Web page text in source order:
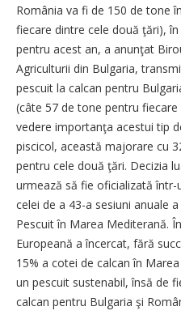
România va fi de 150 de tone
fiecare dintre cele două ţări),
pentru acest an, a anunţat
Agriculturii din Bulgaria,
pescuit la calcan pentru
(câte 57 de tone pentru
vedere importanţa acestui tip
piscicol, această majorare cu
pentru cele două ţări. Decizia
urmează să fie oficializată
celei de a 43-a sesiuni anuale
Pescuit în Marea Mediterană.
Europeană a încercat, fără
15% a cotei de calcan în
un pescuit sustenabil, însă de
calcan pentru Bulgaria şi